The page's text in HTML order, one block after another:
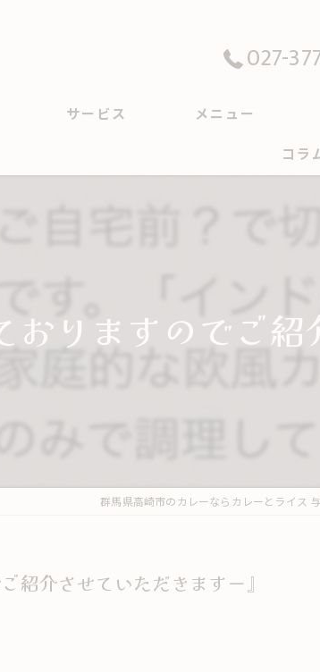
027-
サービス メニュー
コラ
おりますのでご
群馬県高崎市のカレーならカレーとライス
紹介させていただきますー』